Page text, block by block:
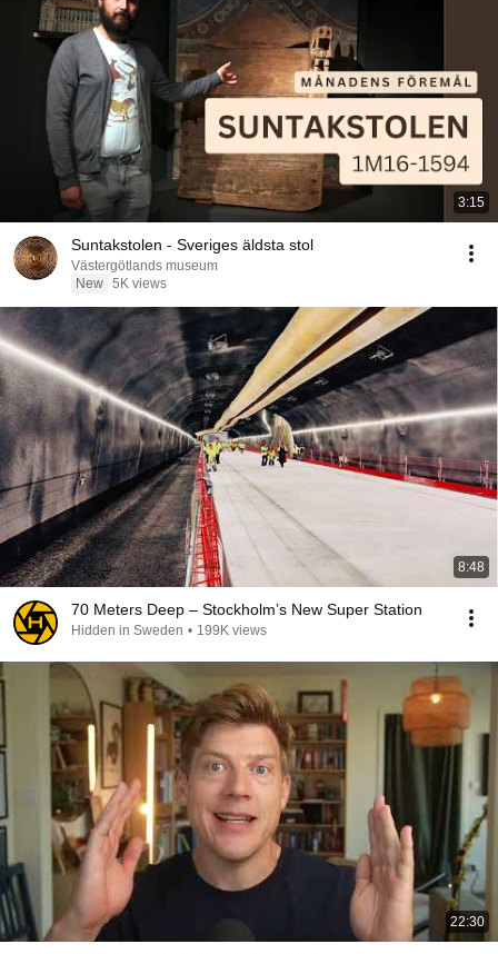
3:15
Suntakstolen - Sveriges äldsta stol
Västergötlands museum
New 5K views
8:48
70 Meters Deep – Stockholm’s New Super Station
Hidden in Sweden • 199K views
22:30